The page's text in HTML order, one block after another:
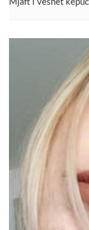
Mjaft i veshët